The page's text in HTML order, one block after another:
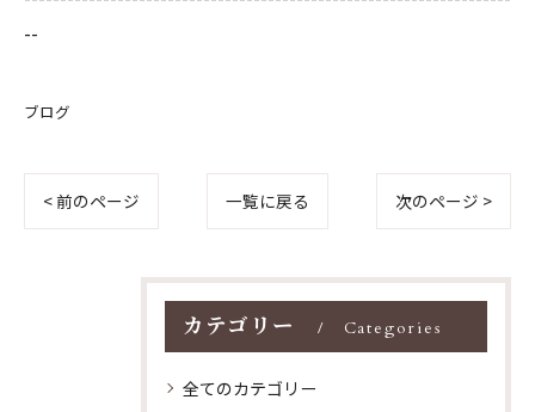
--
ブログ
< 前のページ 一覧に戻る 次のページ >
カテゴリー Categories
全てのカテゴリー